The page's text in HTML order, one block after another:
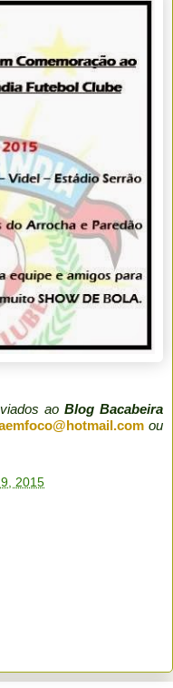
ao Blog Bacabeira
ou
2015